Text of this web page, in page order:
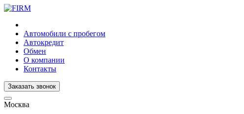
Автомобили с пробегом
Автокредит
Обмен
О компании
Контакты
Заказать звонок
Москва